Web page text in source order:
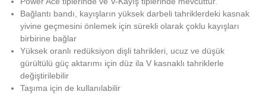
Bağlantı bandı, kayışların yüksek darbeli tahriklerdeki kasnak
yivine geçmesini önlemek için sürekli olarak çoklu kayışları
birbirine bağlar
Yüksek oranlı redüksiyon dişli tahrikleri, ucuz ve düşük
gürültülü güç aktarımı için düz ila V kasnaklı tahriklerle
değiştirilebilir
Taşıma için de kullanılabilir